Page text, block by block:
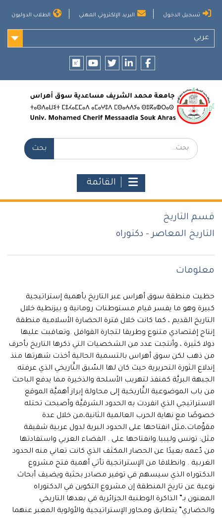
تسجيل الدخول البريد الإلكتروني المهني الطلاب الدوليون
عربي
بحث:
القائمة
قسم التاريخ
التاريخ المعاصر - دكتوراه
معلومات
حظيت منطقة سوق أهراس عبر التاريخ بأهمية إستراتيجية
كبيرة وهو ما يفسر قيام مستوطنات رومانية و بيزنطية خلال
التاريخ القديم ، كما كانت خلال فترة الحضارة الأسلامية منطقة
إنتاج إقتصادي متنوع وطريقا لتجارة القوافل .وتعاقبت عليها
دولا كثيرة ، وأنتجت عدد من الشخصيات التي ذكرها التاريخ بأحرف
من ذهب لكن سوق أهراس بالتسمية الحالية أخذت شهرتها منذ
إندلاع الثورة التحريرية حيث كان لها السّبق التَّاريخي الذي عرفته
الجبهة البريَّة كمنفذ لتهريب الأسلحة والذخيرة مما يدفع الباحث
من باب الموضوعية التَّاريخية إلى محاولة إبراز أهميَّة الموقع
الاستراتيجي الذي انفردت به الحدود الشرقيَّة وأصبحت تحتله
خصوصًا مع نهاية الحرب العالمية الثانية،من خلال عدة
مقوِّمات،مثل انفتاحها على الحدود البرية لدول عربية شقيقة
مثل: تونس وليبيا.وانفتاحها على . الفضاء العربي واستفادتها
من دّعمه بعيدًا عن الحصار المكثف الذي كانت تعاني منه الحدود
الغربية . وانطلاقا من الإستراتجية تأتي أهمية فتح مشروع
الدكتوراه الذي سيسهم في توفير مصادر بحثية ويضيف أبحاث
نوعية عن تاريخ المنطقة إن مشروع التكوين في الدكتوراه
المعنون بـ” الذاكرة الوطنية الجزائرية في بعدها التاريخي
والحضاري” يتطابق ومحاور الإستراتيجية والأولوية المعبر عنهما